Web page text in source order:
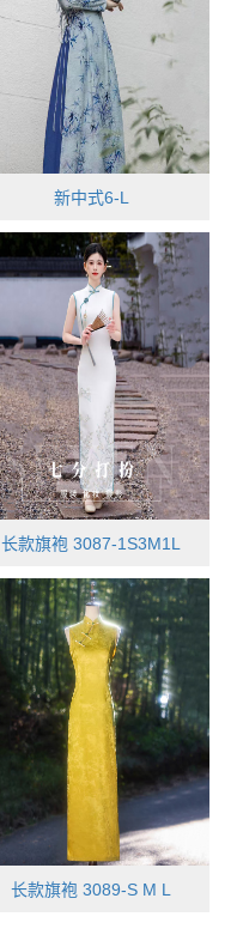
新中式6-L
长款旗袍 3087-1S3M1L
长款旗袍 3089-S M L